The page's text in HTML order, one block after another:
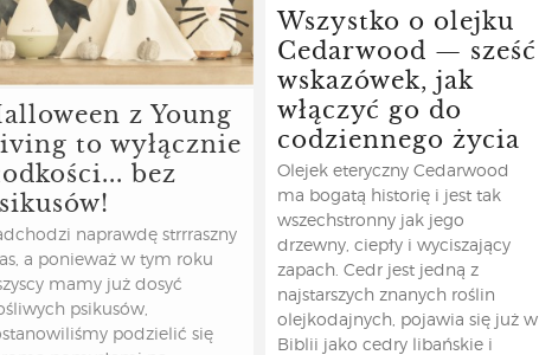
Wszystko o olejku
Cedarwood — sześć
wskazówek, jak
włączyć go do
codziennego życia
Olejek eteryczny Cedarwood
ma bogatą historię i jest tak
wszechstronny jak jego
drzewny, ciepły i wyciszający
zapach. Cedr jest jedną z
najstarszych znanych roślin
olejkodajnych, pojawia się już w
Biblii jako cedry libańskie i
z Young
to wyłącznie
bez
naprawdę strrraszny
a ponieważ w tym roku
mamy już dosyć
psikusów,
podzielić się